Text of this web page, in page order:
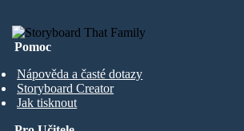
Pomoc
Nápověda a časté dotazy
Storyboard Creator
Jak tisknout